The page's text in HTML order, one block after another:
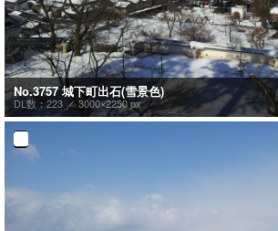
No.3757 城下町出石(雪景色)
DL数：223 ／3000×2250 px